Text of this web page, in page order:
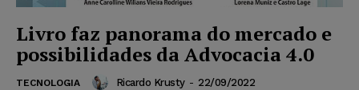
Livro faz panorama do mercado e
possibilidades da Advocacia 4.0
TECNOLOGIA Ricardo Krusty - 22/09/2022